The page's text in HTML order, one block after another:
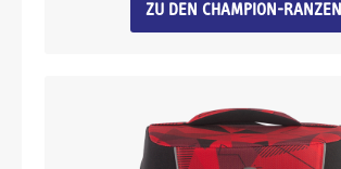
ZU DEN CHAMPION-RANZEN